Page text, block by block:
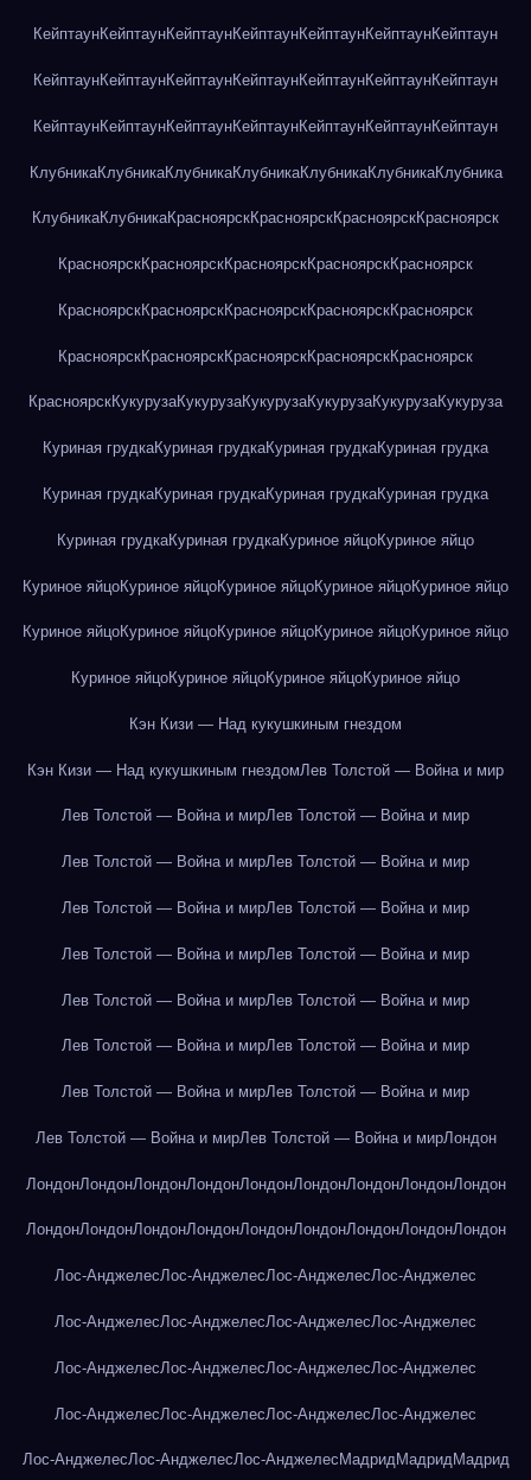
КейптаунКейптаунКейптаунКейптаунКейптаунКейптаунКейптаун
КейптаунКейптаунКейптаунКейптаунКейптаунКейптаунКейптаун
КейптаунКейптаунКейптаунКейптаунКейптаунКейптаунКейптаун
КлубникаКлубникаКлубникаКлубникаКлубникаКлубникаКлубника
КлубникаКлубникаКрасноярскКрасноярскКрасноярскКрасноярск
КрасноярскКрасноярскКрасноярскКрасноярскКрасноярск
КрасноярскКрасноярскКрасноярскКрасноярскКрасноярск
КрасноярскКрасноярскКрасноярскКрасноярскКрасноярск
КрасноярскКукурузаКукурузаКукурузаКукурузаКукурузаКукуруза
Куриная грудкаКуриная грудкаКуриная грудкаКуриная грудка
Куриная грудкаКуриная грудкаКуриная грудкаКуриная грудка
Куриная грудкаКуриная грудкаКуриное яйцоКуриное яйцо
Куриное яйцоКуриное яйцоКуриное яйцоКуриное яйцоКуриное яйцо
Куриное яйцоКуриное яйцоКуриное яйцоКуриное яйцоКуриное яйцо
Куриное яйцоКуриное яйцоКуриное яйцоКуриное яйцо
Кэн Кизи — Над кукушкиным гнездом
Кэн Кизи — Над кукушкиным гнездомЛев Толстой — Война и мир
Лев Толстой — Война и мирЛев Толстой — Война и мир
Лев Толстой — Война и мирЛев Толстой — Война и мир
Лев Толстой — Война и мирЛев Толстой — Война и мир
Лев Толстой — Война и мирЛев Толстой — Война и мир
Лев Толстой — Война и мирЛев Толстой — Война и мир
Лев Толстой — Война и мирЛев Толстой — Война и мир
Лев Толстой — Война и мирЛев Толстой — Война и мир
Лев Толстой — Война и мирЛев Толстой — Война и мирЛондон
ЛондонЛондонЛондонЛондонЛондонЛондонЛондонЛондонЛондон
ЛондонЛондонЛондонЛондонЛондонЛондонЛондонЛондонЛондон
Лос-АнджелесЛос-АнджелесЛос-АнджелесЛос-Анджелес
Лос-АнджелесЛос-АнджелесЛос-АнджелесЛос-Анджелес
Лос-АнджелесЛос-АнджелесЛос-АнджелесЛос-Анджелес
Лос-АнджелесЛос-АнджелесЛос-АнджелесЛос-Анджелес
Лос-АнджелесЛос-АнджелесЛос-Анджелес МадридМадридМадрид